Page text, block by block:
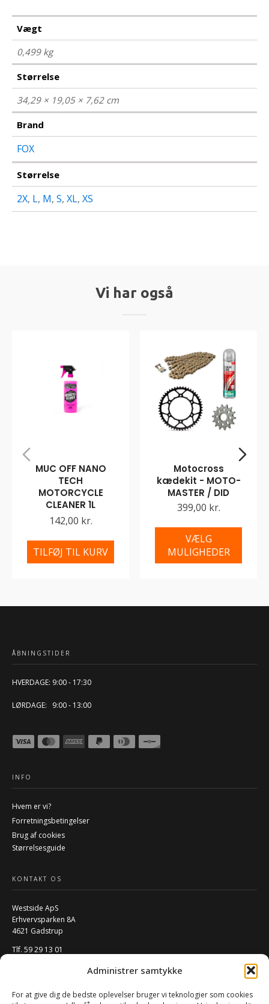
Administrer samtykke
For at give dig de bedste oplevelser bruger vi teknologier som cookies
Vægt
0,499 kg
Størrelse
34,29 × 19,05 × 7,62 cm
Brand
FOX
Størrelse
2X, L, M, S, XL, XS
Vi har også
MUC OFF NANO
TECH
MOTORCYCLE
CLEANER 1L
142,00 kr.
TILFØJ TIL KURV
Motocross
kædekit - MOTO-
MASTER / DID
399,00 kr.
VÆLG
MULIGHEDER
ÅBNINGSTIDER
HVERDAGE: 9:00 - 17:30
LØRDAGE: 9:00 - 13:00
INFO
Hvem er vi?
Forretningsbetingelser
Brug af cookies
Størrelsesguide
KONTAKT OS
Westside ApS
Erhvervsparken 8A
4621 Gadstrup
Tlf. 59 29 13 01